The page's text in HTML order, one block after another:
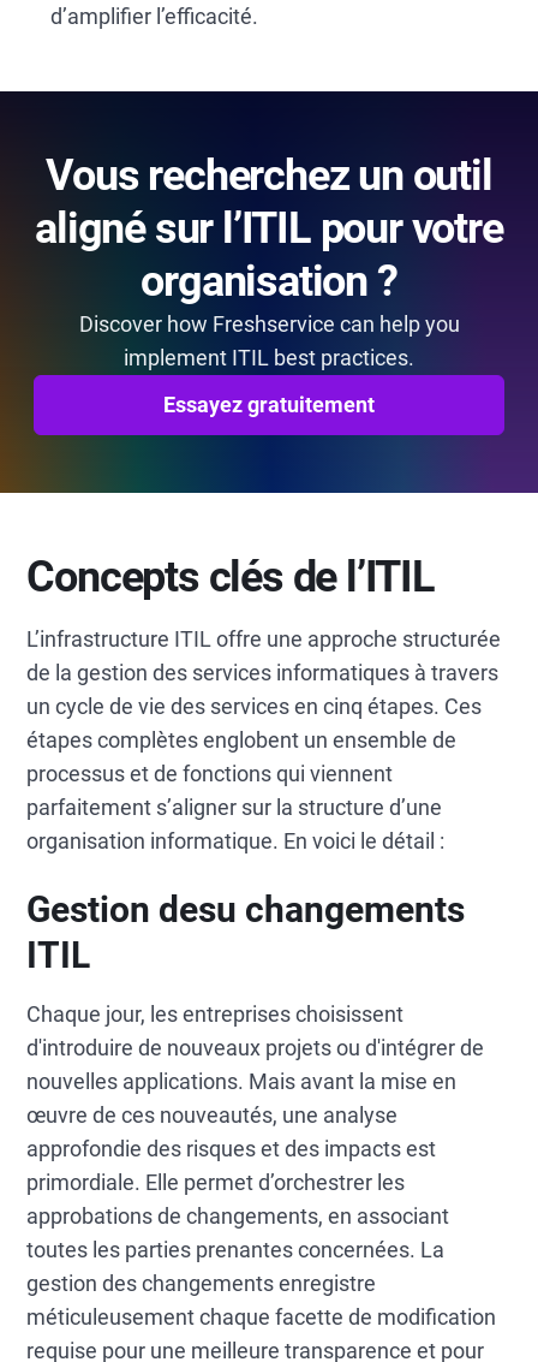
d’amplifier l’efficacité.
Vous recherchez un outil
aligné sur l’ITIL pour votre
organisation ?
Discover how Freshservice can help you
implement ITIL best practices.
Essayez gratuitement
Concepts clés de l’ITIL
L’infrastructure ITIL offre une approche structurée
de la gestion des services informatiques à travers
un cycle de vie des services en cinq étapes. Ces
étapes complètes englobent un ensemble de
processus et de fonctions qui viennent
parfaitement s’aligner sur la structure d’une
organisation informatique. En voici le détail :
Gestion desu changements
ITIL
Chaque jour, les entreprises choisissent
d'introduire de nouveaux projets ou d'intégrer de
nouvelles applications. Mais avant la mise en
œuvre de ces nouveautés, une analyse
approfondie des risques et des impacts est
primordiale. Elle permet d’orchestrer les
approbations de changements, en associant
toutes les parties prenantes concernées. La
gestion des changements enregistre
méticuleusement chaque facette de modification
requise pour une meilleure transparence et pour